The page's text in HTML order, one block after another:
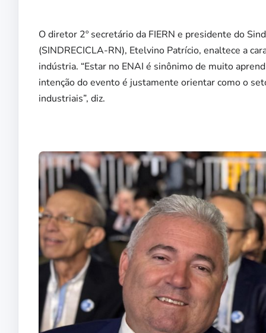
O diretor 2º secretário da FIERN e presidente do
(SINDRECICLA-RN), Etelvino Patrício, enaltece a
indústria. “Estar no ENAI é sinônimo de muito
intenção do evento é justamente orientar como o
industriais”, diz.